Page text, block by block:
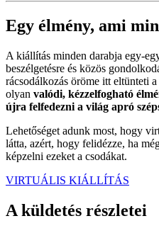
Egy élmény, ami
A kiállítás minden darabja egy-
beszélgetésre és közös
rácsodálkozás öröme itt eltünteti
olyan valódi, kézzelfogható
újra felfedezni a világ apró
Lehetőséget adunk most, hogy
látta, azért, hogy felidézze, ha
képzelni ezeket a csodákat.
VIRTUÁLIS KIÁLLÍTÁS
A küldetés részletei